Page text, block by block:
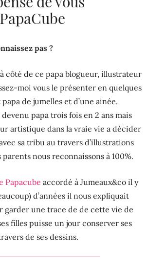
pas ?
à côté de ce papa blogueur, illustrateur
moi vous le présenter en quelques
de jumelles et d’une ainée.
papa trois fois en 2 ans mais
artistique dans la vraie vie a décider
sa tribu au travers d’illustrations
parents nous reconnaissons à 100%.
Papacube accordé à Jumeaux&co il y
d’années il nous expliquait
garder une trace de de cette vie de
filles puisse un jour conserver ses
de ses dessins.